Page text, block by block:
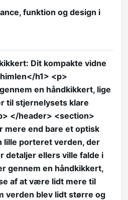
funktion og design i
Dit kompakte vidne
h1> <p>
en håndkikkert, lige
til stjernelysets klare
</header> <section>
mere end bare et optisk
lille porteret verden, der
detaljer ellers ville falde i
gennem en håndkikkert,
af at være lidt mere til
verden blev lidt større og